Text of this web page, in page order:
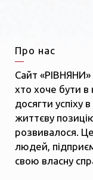
Про нас
Сайт «РІВНЯНИ»
хто хоче бути в
досягти успіху
життєву
розвивалося.
людей,
свою власну